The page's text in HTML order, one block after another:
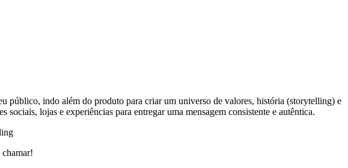
público, indo além do produto para criar um universo de valores, história (storytelling) e
lojas e experiências para entregar uma mensagem consistente e autêntica.
chamar!